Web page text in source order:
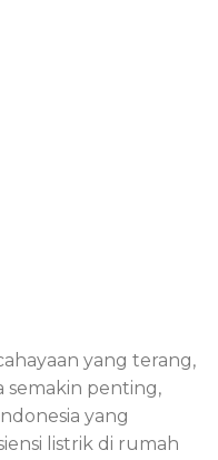
yang terang,
semakin penting,
yang
listrik di rumah